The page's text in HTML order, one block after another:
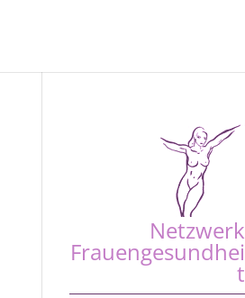
Netzwerk
Frauengesundhei
t